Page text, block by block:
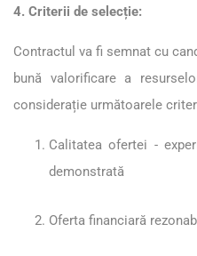
4. Criterii de selecție:
Contractul va fi semnat cu
bună valorificare a
considerație următoarele
Calitatea ofertei -
demonstrată
Oferta financiară